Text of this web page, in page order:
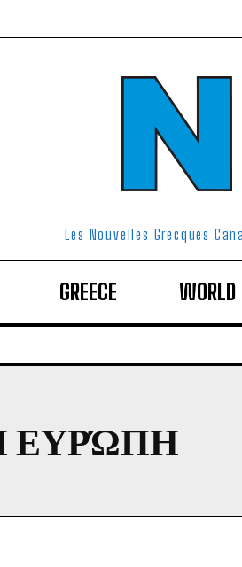
Les Nouvelles Grecques
GREECE WORLD
ΕΥΡΏΠΗ